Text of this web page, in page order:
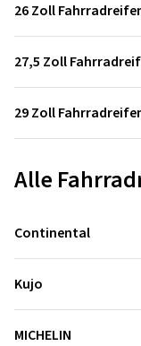
26 Zoll
27,5 Zoll
29 Zoll
Alle
Continental
Kujo
MICHELIN